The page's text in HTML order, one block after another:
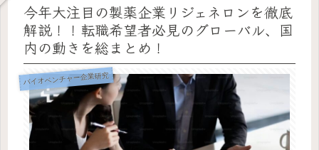
今年大注目の製薬企業リジェネロンを徹底
解説！！転職希望者必見のグローバル、国
内の動きを総まとめ！
バイオベンチャー企業研究